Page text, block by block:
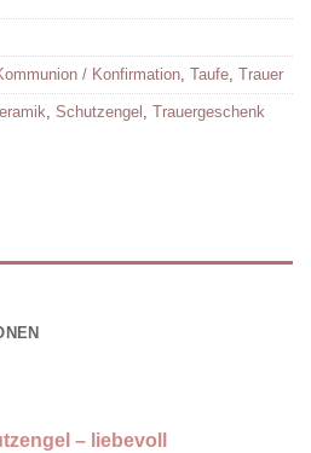
/ Konfirmation, Taufe, Trauer
, Schutzengel , Trauergeschenk
– liebevoll